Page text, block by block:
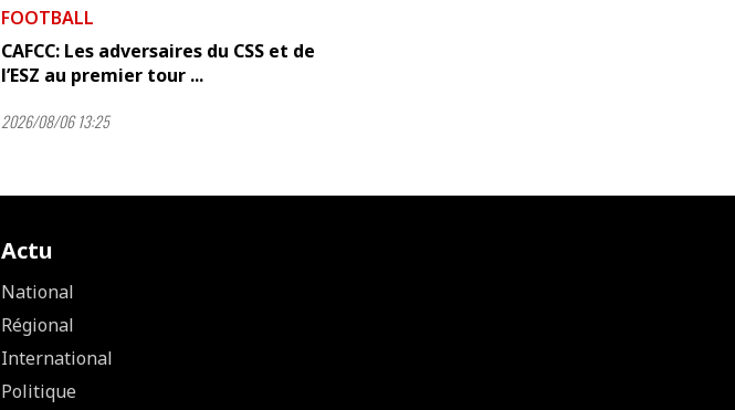
FOOTBALL
CAFCC: Les adversaires du CSS et de
l’ESZ au premier tour ...
2026/08/06 13:25
Actu
National
Régional
International
Politique